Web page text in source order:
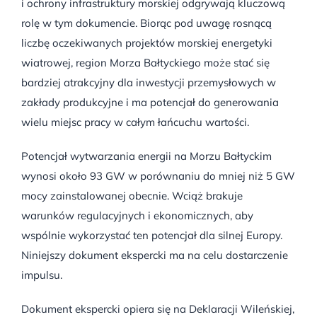
i ochrony infrastruktury morskiej odgrywają kluczową
rolę w tym dokumencie. Biorąc pod uwagę rosnącą
liczbę oczekiwanych projektów morskiej energetyki
wiatrowej, region Morza Bałtyckiego może stać się
bardziej atrakcyjny dla inwestycji przemysłowych w
zakłady produkcyjne i ma potencjał do generowania
wielu miejsc pracy w całym łańcuchu wartości.
Potencjał wytwarzania energii na Morzu Bałtyckim
wynosi około 93 GW w porównaniu do mniej niż 5 GW
mocy zainstalowanej obecnie. Wciąż brakuje
warunków regulacyjnych i ekonomicznych, aby
wspólnie wykorzystać ten potencjał dla silnej Europy.
Niniejszy dokument ekspercki ma na celu dostarczenie
impulsu.
Dokument ekspercki opiera się na Deklaracji Wileńskiej,